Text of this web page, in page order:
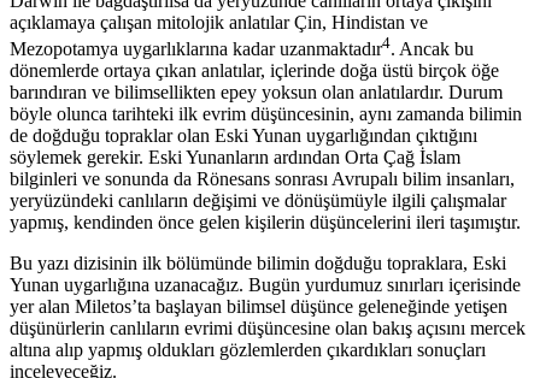
açıklamaya çalışan mitolojik anlatılar Çin, Hindistan ve
Mezopotamya uygarlıklarına kadar uzanmaktadır4. Ancak bu
dönemlerde ortaya çıkan anlatılar, içlerinde doğa üstü birçok öğe
barındıran ve bilimsellikten epey yoksun olan anlatılardır. Durum
böyle olunca tarihteki ilk evrim düşüncesinin, aynı zamanda bilimin
de doğduğu topraklar olan Eski Yunan uygarlığından çıktığını
söylemek gerekir. Eski Yunanların ardından Orta Çağ İslam
bilginleri ve sonunda da Rönesans sonrası Avrupalı bilim insanları,
yeryüzündeki canlıların değişimi ve dönüşümüyle ilgili çalışmalar
yapmış, kendinden önce gelen kişilerin düşüncelerini ileri taşımıştır.
Bu yazı dizisinin ilk bölümünde bilimin doğduğu topraklara, Eski
Yunan uygarlığına uzanacağız. Bugün yurdumuz sınırları içerisinde
yer alan Miletos’ta başlayan bilimsel düşünce geleneğinde yetişen
düşünürlerin canlıların evrimi düşüncesine olan bakış açısını mercek
altına alıp yapmış oldukları gözlemlerden çıkardıkları sonuçları
inceleyeceğiz.